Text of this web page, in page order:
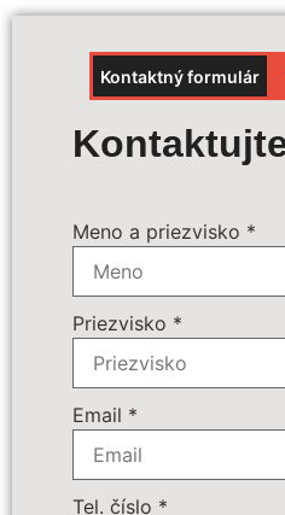
Kontaktný formulár
Meno a priezvisko *
Priezvisko *
Email *
Tel. číslo *
Výpočet ceny
Povinné príplatky:
25 € - palivový
30 € - emisný a
príplatok
75 € - servisné
rokov
105 € - orientačná
(za izbu)